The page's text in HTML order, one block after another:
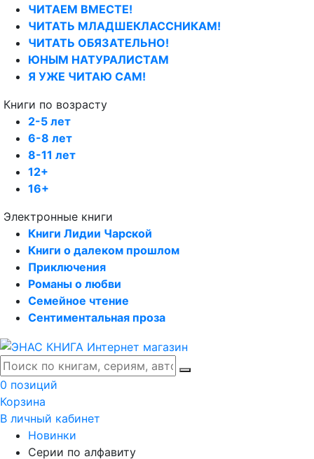
ЧИТАЕМ ВМЕСТЕ!
ЧИТАТЬ МЛАДШЕКЛАССНИКАМ!
ЧИТАТЬ ОБЯЗАТЕЛЬНО!
ЮНЫМ НАТУРАЛИСТАМ
Я УЖЕ ЧИТАЮ САМ!
Книги по возрасту
2-5 лет
6-8 лет
8-11 лет
12+
16+
Электронные книги
Книги Лидии Чарской
Книги о далеком прошлом
Приключения
Романы о любви
Семейное чтение
Сентиментальная проза
0 позиций
Корзина
В личный кабинет
Новинки
Серии по алфавиту